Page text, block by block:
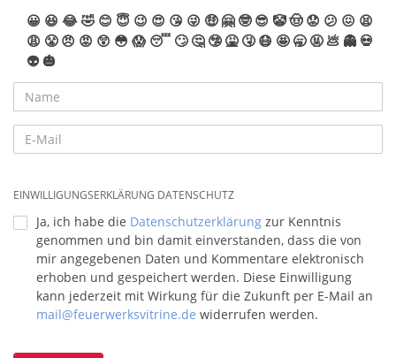
😀 😆 😂🤣 😊 😇 😉 😍 😘 😜 🤑 🤗 🤓 😎 🤡🤠 😟 😕 😖 😫
😩 😤 😠 😡 😲 😳 😱 😴 🙄 🤔 🤥 🤮 🤧 😷 🤩 🥱 🤬 💩 👻 💀
👽 🎃
EINWILLIGUNGSERKLÄRUNG DATENSCHUTZ
Ja, ich habe die Datenschutzerklärung zur Kenntnis
genommen und bin damit einverstanden, dass die von
mir angegebenen Daten und Kommentare elektronisch
erhoben und gespeichert werden. Diese Einwilligung
kann jederzeit mit Wirkung für die Zukunft per E-Mail an
mail@feuerwerksvitrine.de widerrufen werden.